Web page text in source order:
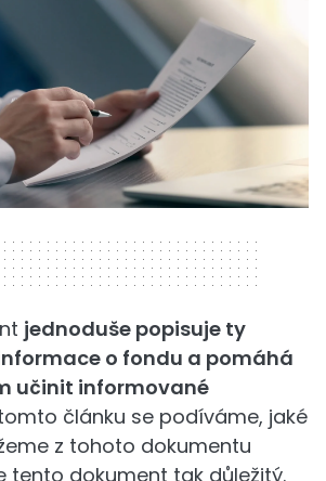
jednoduše popisuje ty
o fondu a pomáhá
učinit informované
článku se podíváme, jaké
z tohoto dokumentu
tento dokument tak důležitý.